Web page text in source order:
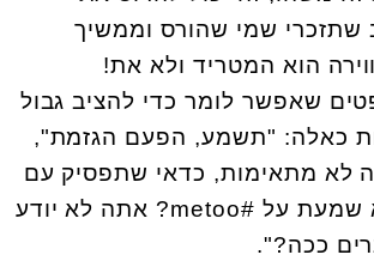
שתזכרי שמי שהורס וממשיך
הוא המטריד ולא את!
שאפשר לומר כדי להציב גבול
כאלה: "תשמע, הפעם הגזמת",
לא מתאימות, כדאי שתפסיק עם
זה", "תגיד, לא שמעת על #metoo? אתה לא יודע
ככה?".